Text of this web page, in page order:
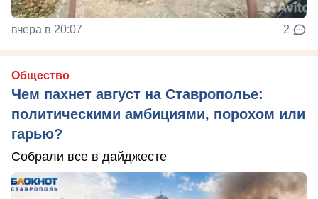
вчера в 20:07 2
Общество
Чем пахнет август на Ставрополье:
политическими амбициями, порохом или
гарью?
Собрали все в дайджесте